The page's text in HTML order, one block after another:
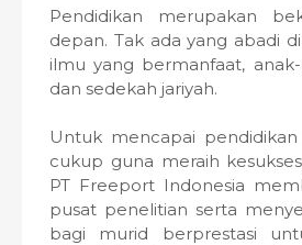
Pendidikan merupakan
depan. Tak ada yang abadi
ilmu yang bermanfaat,
dan sedekah jariyah.
Untuk mencapai
cukup guna meraih
PT Freeport Indonesia
pusat penelitian serta
bagi murid berprestasi